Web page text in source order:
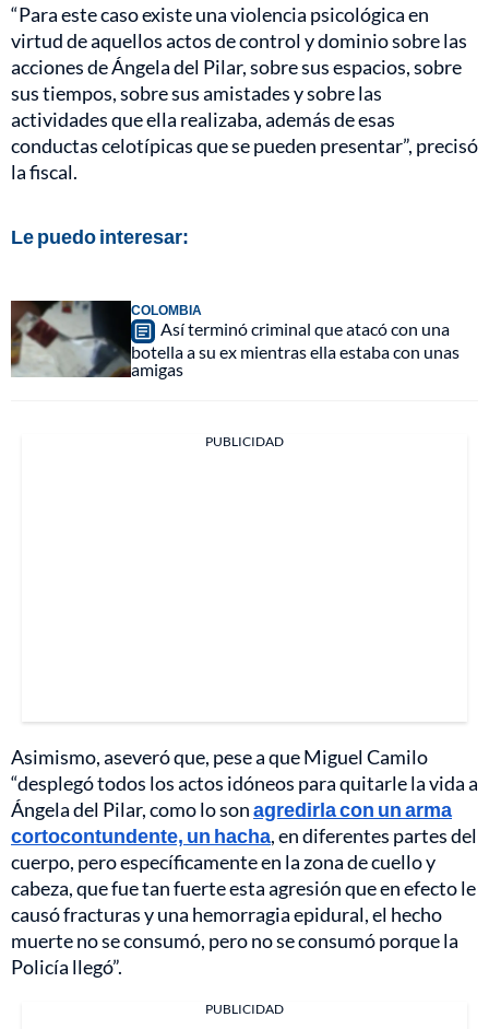
“Para este caso existe una violencia psicológica en
virtud de aquellos actos de control y dominio sobre las
acciones de Ángela del Pilar, sobre sus espacios, sobre
sus tiempos, sobre sus amistades y sobre las
actividades que ella realizaba, además de esas
conductas celotípicas que se pueden presentar”, precisó
la fiscal.
Le puedo interesar:
COLOMBIA
Así terminó criminal que atacó con una
botella a su ex mientras ella estaba con unas
amigas
PUBLICIDAD
Asimismo, aseveró que, pese a que Miguel Camilo
“desplegó todos los actos idóneos para quitarle la vida a
Ángela del Pilar, como lo sonagredirla con un arma
cortocontundente, un hacha, en diferentes partes del
cuerpo, pero específicamente en la zona de cuello y
cabeza, que fue tan fuerte esta agresión que en efecto le
causó fracturas y una hemorragia epidural, el hecho
muerte no se consumó, pero no se consumó porque la
Policía llegó”.
PUBLICIDAD